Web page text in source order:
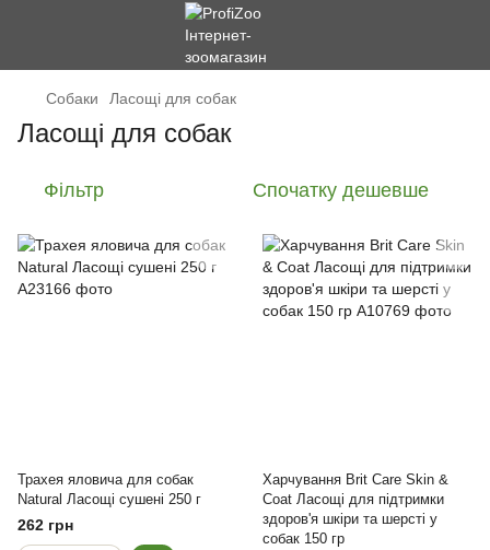
Cобаки Ласощі для собак
Ласощі для собак
Фільтр Спочатку дешевше
Трахея яловича для собак
Natural Ласощі сушені 250 г
262 грн
Харчування Brit Care Skin &
Coat Ласощі для підтримки
здоров'я шкіри та шерсті у
собак 150 гр